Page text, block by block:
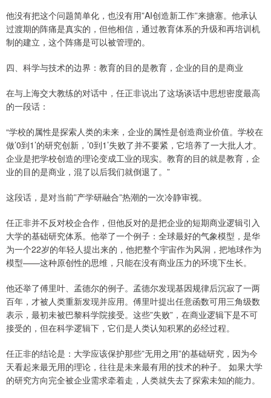
他没有把这个问题简单化，也没有用”AI创造新工作”来搪塞。他承认
过渡期的阵痛是真实的，但他相信，通过教育体系的升级和再培训机
制的建立，这个阵痛是可以被管理的。
四、科学与技术的边界：教育的目的是教育，企业的目的是商业
在与上海交大教练的对话中，任正非说出了这场谈话中思想密度最高
的一段话：
“学校的属性是探索人类的未来，企业的属性是创造商业价值。学校在
做’0到1’的研究创新，’0到1’失败了并不要紧，它培养了一大批人才。
企业是把学校创造的理论变成工业的现实。教育的目的就是教育，企
业的目的是商业，混了以后我们就倒退了。”
这段话，是对当前”产学研融合”热潮的一次冷静审视。
任正非并不反对校企合作，但他反对的是把企业的短期商业逻辑引入
大学的基础研究体系。他举了一个例子：全球最好的气象模型，是华
为一个22岁的年轻人提出来的，他把整个宇宙作为风洞，把地球作为
模型——这种原创性的思维，只能在没有商业压力的环境下生长。
他还举了傅里叶、孟德尔的例子。孟德尔发现基因规律后沉寂了一两
百年，才被人类重新发现并应用。傅里叶提出任意函数可用三角级数
表示，最初未被巴黎科学院接受。这些”失败”，在商业逻辑下是不可
接受的，但在科学逻辑下，它们是人类认知积累的必经过程。
任正非的结论是：大学应该保护那些”无用之用”的基础研究，因为今
天看起来最无用的理论，往往是未来最有用的技术的种子。 如果大学
的研究方向完全被企业需求牵着走，人类就失去了探索未知的能力。